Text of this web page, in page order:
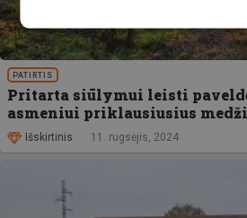
PATIRTIS
Pritarta siūlymui leisti
asmeniui priklausiusius
Išskirtinis 11. rugsėjis, 2024